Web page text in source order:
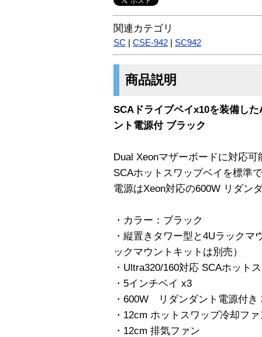
関連カテゴリ
SC CSE-942 SC942
商品説明
SCAドライブベイx10を装備し
ント電源付 ブラック
Dual Xeonマザーボードに対応
SCAホットスワップベイを標準
電源はXeon対応の600W リダン
・カラー：ブラック
・縦置きタワー型と4Uラック
ックマウントキットは別売）
・Ultra320/160対応 SCAホット
・5インチベイ x3
・600W リダンダント電源付き
・12cm ホットスワップ冷却フ
・12cm 排気ファン